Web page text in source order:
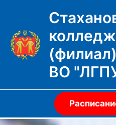
содержимомуколледж
ВО